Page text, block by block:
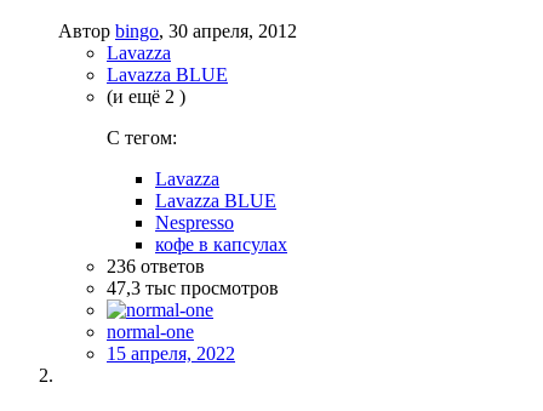
Автор bingo, 30 апреля, 2012
Lavazza
Lavazza BLUE
(и ещё 2 )
C тегом:
Lavazza
Lavazza BLUE
Nespresso
кофе в капсулах
236 ответов
47,3 тыс просмотров
normal-one
15 апреля, 2022